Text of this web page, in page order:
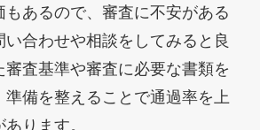
もあるので、審査に不安がある
合わせや相談をしてみると良
審査基準や審査に必要な書類を
準備を整えることで通過率を上
ります。